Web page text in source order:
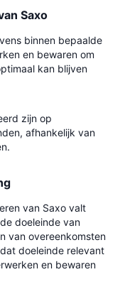
Saxo
binnen bepaalde
en bewaren om
kan blijven
zijn op
afhankelijk van
van Saxo valt
doeleinde van
van overeenkomsten
doeleinde relevant
en bewaren